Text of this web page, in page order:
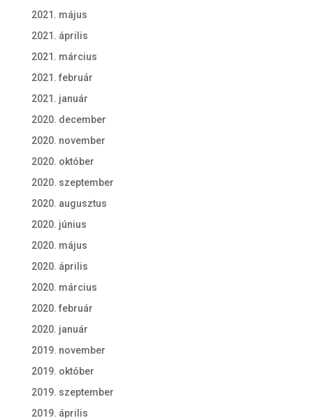
2021. május
2021. április
2021. március
2021. február
2021. január
2020. december
2020. november
2020. október
2020. szeptember
2020. augusztus
2020. június
2020. május
2020. április
2020. március
2020. február
2020. január
2019. november
2019. október
2019. szeptember
2019. április